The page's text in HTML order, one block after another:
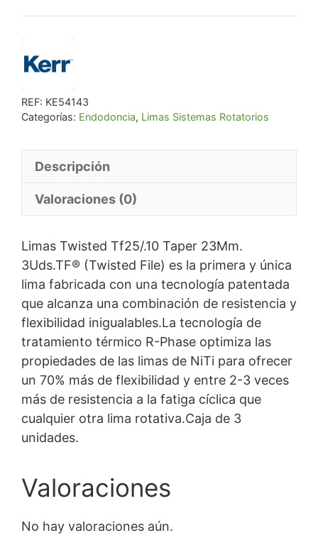
REF: KE54143
Categorías: Endodoncia, Limas Sistemas Rotatorios
Descripción
Valoraciones (0)
Limas Twisted Tf25/.10 Taper 23Mm.
3Uds.TF® (Twisted File) es la primera y única
lima fabricada con una tecnología patentada
que alcanza una combinación de resistencia y
flexibilidad inigualables.La tecnología de
tratamiento térmico R-Phase optimiza las
propiedades de las limas de NiTi para ofrecer
un 70% más de flexibilidad y entre 2-3 veces
más de resistencia a la fatiga cíclica que
cualquier otra lima rotativa.Caja de 3
unidades.
Valoraciones
No hay valoraciones aún.